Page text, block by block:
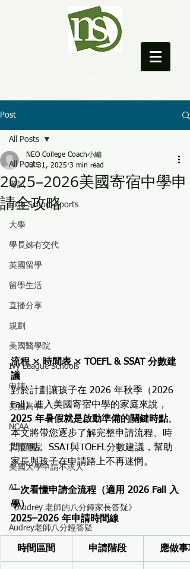
Post
All Posts
考試
High School Sports
大學
學長姊有交代
英國留學
留學生活
直播分享
規劃
美國醫學院
Ivy League Schools
申請
美國高中
NCAA
文理學院
美國大學申請不求人
AI
《Audrey 老師的八分鐘家長答疑》
Audrey老師八分鐘答疑
All Posts
2025–2026美國寄宿中學申
請全攻略
NEO College Coach小編
Jul 31, 2025 3 min read
流程 × 時間表 × TOEFL & SSAT 分數建
議
對於計劃讓孩子在 2026 年秋季（2026
Fall）進入美國寄宿中學的家庭來說，
2025 年暑假就是啟動準備的關鍵時點。
本文將帶您逐步了解完整申請流程、時
間節點、SSAT與TOEFL分數建議，幫助
家長與孩子在申請路上不再迷惘。
一次看懂申請全流程（適用 2026 Fall 入
學）
2025–2026 年申請時間線
時間區間 申請階段 應做事